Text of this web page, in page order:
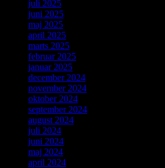
juli 2025
juni 2025
maj 2025
april 2025
marts 2025
februar 2025
januar 2025
december 2024
november 2024
oktober 2024
september 2024
august 2024
juli 2024
juni 2024
maj 2024
april 2024